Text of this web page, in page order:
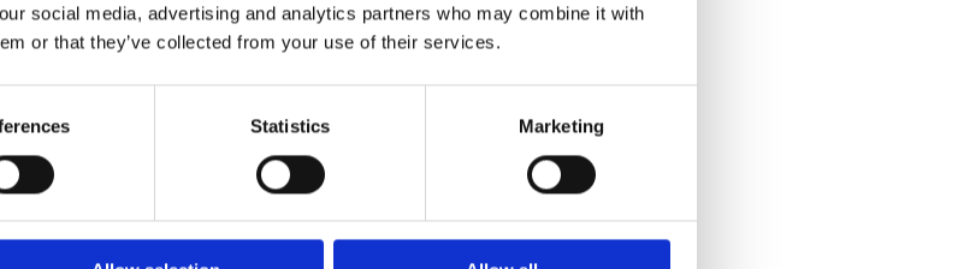
social media, advertising and analytics partners who may combine it with
or that they’ve collected from your use of their services.
Statistics Marketing